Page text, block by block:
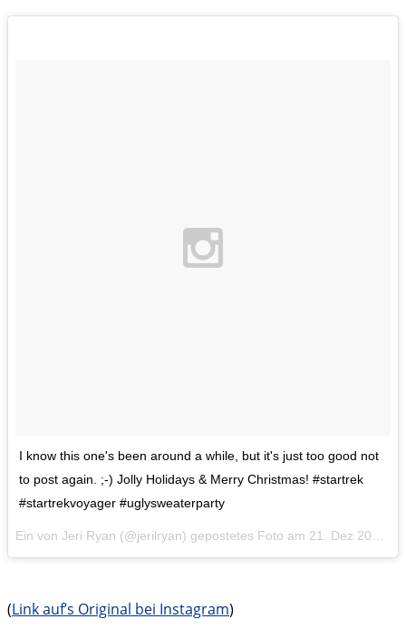
I know this one's been around a while, but it's just too good not
to post again. ;-) Jolly Holidays & Merry Christmas! #startrek
#startrekvoyager #uglysweaterparty
Ein von Jeri Ryan (@jerilryan) gepostetes Foto am 21. Dez 2015 um 12:44 Uhr
(Link auf’s Original bei Instagram)